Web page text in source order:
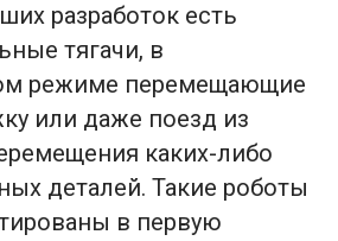
разработок есть
тягачи, в
режиме перемещающие
или даже поезд из
каких-либо
деталей. Такие роботы
в первую